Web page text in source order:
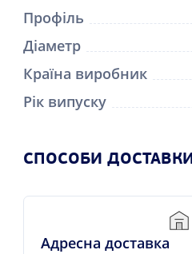
Профіль
Діаметр
Країна виробник
Рік випуску
СПОСОБИ ДОСТАВКИ
Адресна доставка